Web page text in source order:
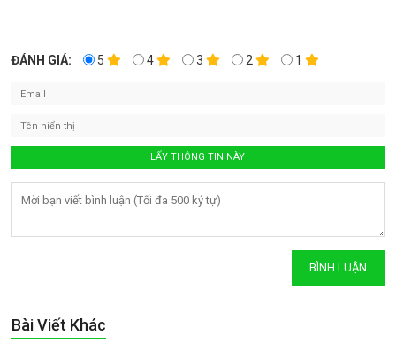
ĐÁNH GIÁ: 5 4 3 2 1
Bài Viết Khác